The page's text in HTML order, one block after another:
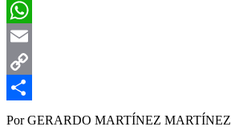
Facebook
WhatsApp
Email
Copy
Link
Compartir
Por GERARDO MARTÍNEZ MARTÍNEZ